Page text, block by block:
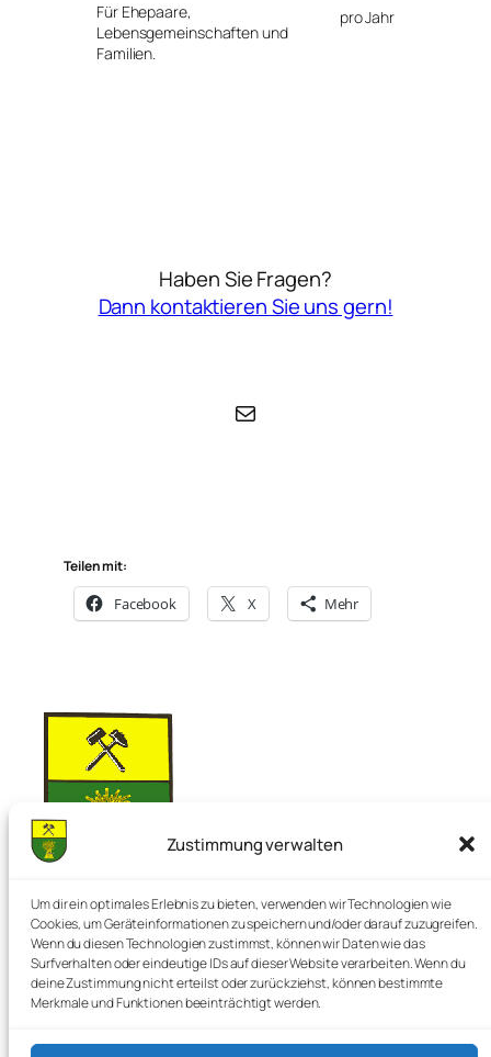
Zustimmung verwalten
Um dir ein optimales Erlebnis zu bieten, verwenden wir Technologien wie
Cookies, um Geräteinformationen zu speichern und/oder darauf zuzugreifen.
Wenn du diesen Technologien zustimmst, können wir Daten wie das
Surfverhalten oder eindeutige IDs auf dieser Website verarbeiten. Wenn du
deine Zustimmung nicht erteilst oder zurückziehst, können bestimmte
Merkmale und Funktionen beeinträchtigt werden.
Für Ehepaare,
Lebensgemeinschaften und
Familien.
pro Jahr
Haben Sie Fragen?
Dann kontaktieren Sie uns gern!
E-Mail
Teilen mit:
Facebook X Mehr
Nienstedt im Deister
Die Perle im Deister